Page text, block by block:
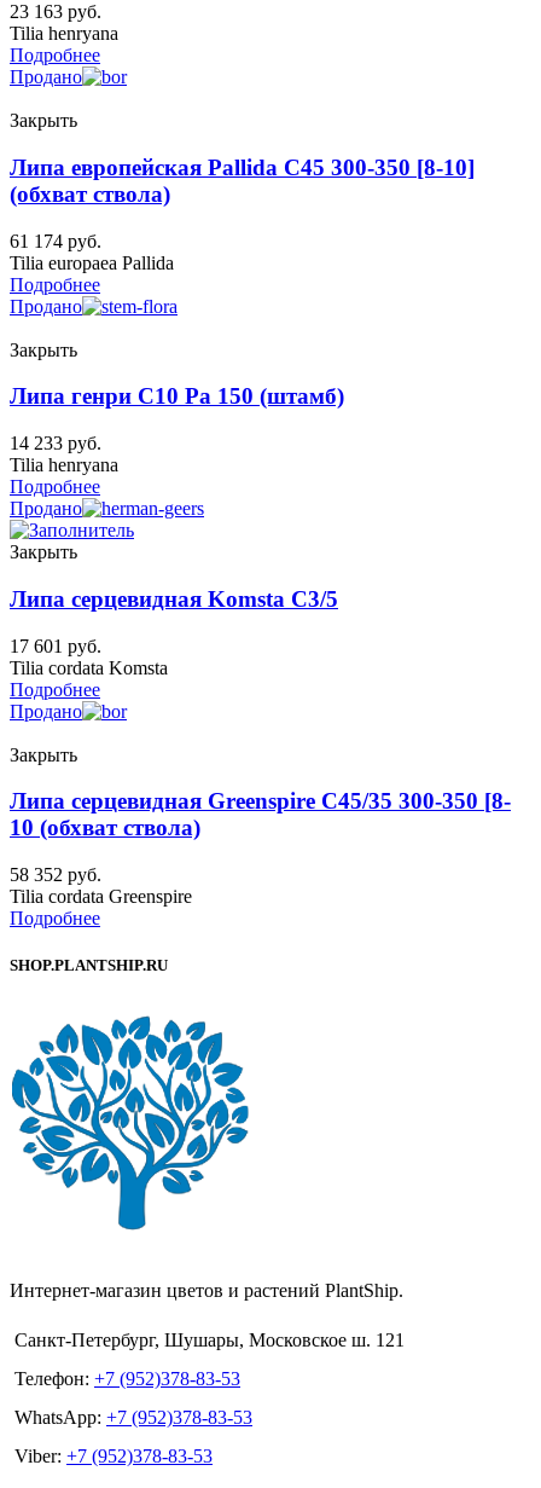
23 163 руб.
Tilia henryana
Подробнее
Продано
Закрыть
Липа европейская Pallida C45 300-350 [8-10]
(обхват ствола)
61 174 руб.
Tilia europaea Pallida
Подробнее
Продано
Закрыть
Липа генри C10 Ра 150 (штамб)
14 233 руб.
Tilia henryana
Подробнее
Продано
Закрыть
Липа серцевидная Komsta C3/5
17 601 руб.
Tilia cordata Komsta
Подробнее
Продано
Закрыть
Липа серцевидная Greenspire C45/35 300-350 [8-
10 (обхват ствола)
58 352 руб.
Tilia cordata Greenspire
Подробнее
SHOP.PLANTSHIP.RU
Интернет-магазин цветов и растений PlantShip.
Санкт-Петербург, Шушары, Московское ш. 121
Телефон: +7 (952)378-83-53
WhatsApp: +7 (952)378-83-53
Viber: +7 (952)378-83-53